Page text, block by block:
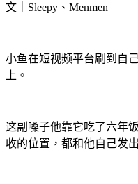
文｜Sleepy、Menmen
小鱼在短视频平台刷到自
上。
这副嗓子他靠它吃了六年
收的位置，都和他自己发